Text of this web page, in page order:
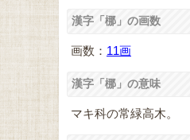
漢字「梛」の画数
画数： 11画
漢字「梛」の意味
マキ科の常緑高木。